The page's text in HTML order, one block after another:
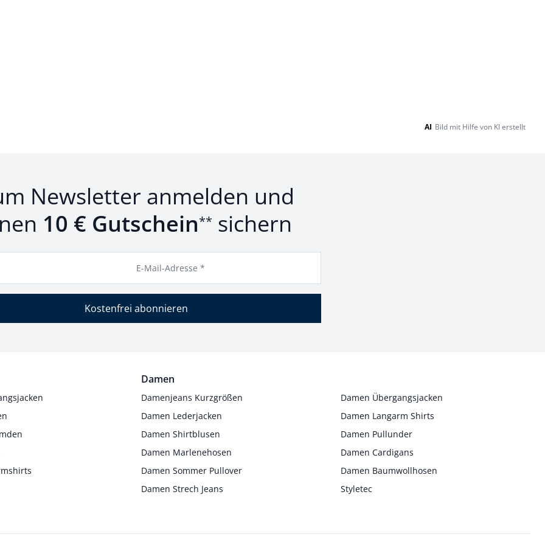
AI Bild mit Hilfe von KI erstellt
Newsletter anmelden und
10 € Gutschein** sichern
E-Mail-Adresse *
Kostenfrei abonnieren
Damen
Damenjeans Kurzgrößen
Damen Übergangsjacken
Damen Lederjacken
Damen Langarm Shirts
Damen Shirtblusen
Damen Pullunder
Damen Marlenehosen
Damen Cardigans
Damen Sommer Pullover
Damen Baumwollhosen
Damen Strech Jeans
Styletec